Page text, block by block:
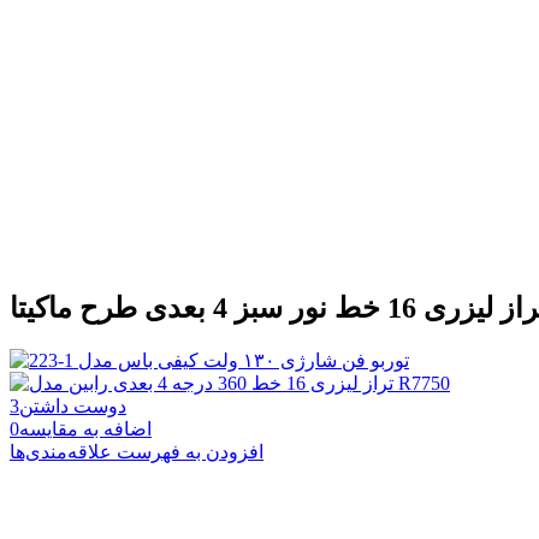
لیزری 16 خط نور سبز 4 بعدی طرح ماکیتا
دوست داشتن3
اضافه به مقایسه0
افزودن به فهرست علاقه‌مندی‌ها